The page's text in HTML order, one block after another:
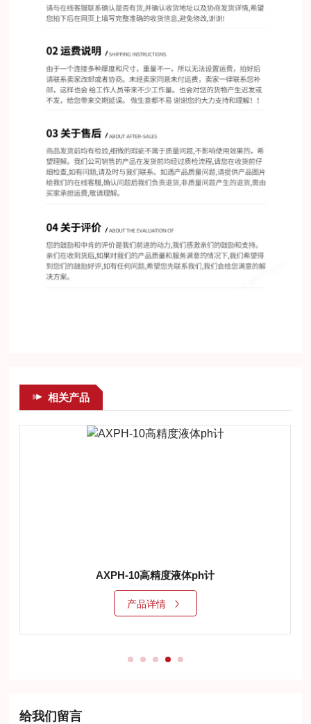
相关产品
AXPH-10高精度液体ph计
产品详情
给我们留言